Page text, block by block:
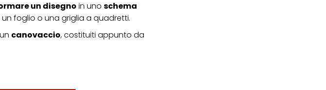
un disegno in uno schema
foglio o una griglia a quadretti.
canovaccio, costituiti appunto da